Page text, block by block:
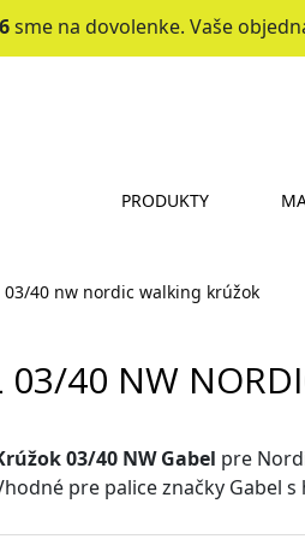
sme na dovolenke. Vaše
PRODUKTY
40 nw nordic walking krúžok
03/40 NW
03/40 NW Gabel pre
pre palice značky Gabel